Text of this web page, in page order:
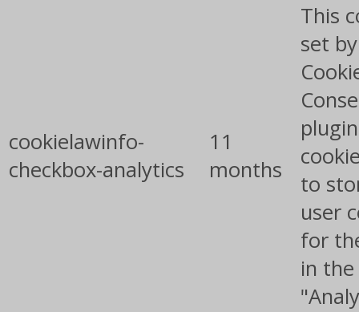
cookielawinfo-
checkbox-analytics
11
months
This
set
to
user
for
in